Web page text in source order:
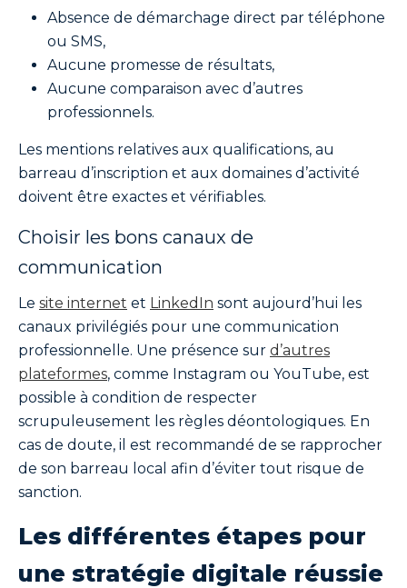
Absence de démarchage direct par téléphone
ou SMS,
Aucune promesse de résultats,
Aucune comparaison avec d’autres
professionnels.
Les mentions relatives aux qualifications, au
barreau d’inscription et aux domaines d’activité
doivent être exactes et vérifiables.
Choisir les bons canaux de
communication
Le site internet et LinkedIn sont aujourd’hui les
canaux privilégiés pour une communication
professionnelle. Une présence sur d’autres
plateformes, comme Instagram ou YouTube, est
possible à condition de respecter
scrupuleusement les règles déontologiques. En
cas de doute, il est recommandé de se rapprocher
de son barreau local afin d’éviter tout risque de
sanction.
Les différentes étapes pour
une stratégie digitale réussie